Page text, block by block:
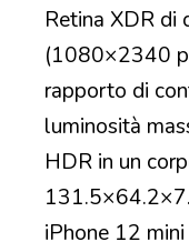
Retina XDR di
(1080×2340
rapporto di
luminosità
HDR in un
iPhone 12